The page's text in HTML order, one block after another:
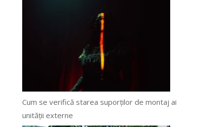
Cum se verifică starea suporților de montaj ai
unității externe